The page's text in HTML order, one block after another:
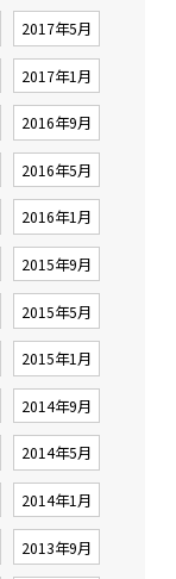
2017年5月
2017年1月
2016年9月
2016年5月
2016年1月
2015年9月
2015年5月
2015年1月
2014年9月
2014年5月
2014年1月
2013年9月